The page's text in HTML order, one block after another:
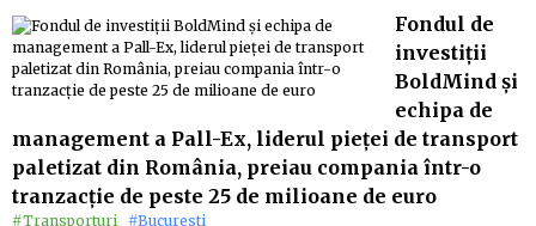
Fondul de
investiții
BoldMind și
echipa de
management a Pall-Ex, liderul pieței de transport
paletizat din România, preiau compania într-o
tranzacție de peste 25 de milioane de euro
#Transporturi #Bucuresti